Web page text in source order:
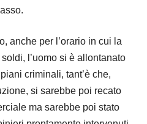
anche per l’orario in cui la
l’uomo si è allontanato
criminali, tant’è che,
si sarebbe poi recato
ma sarebbe poi stato